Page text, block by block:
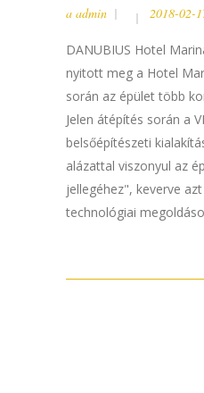
a admin 2018-02-
DANUBIUS Hotel
nyitott meg a Hotel
során az épület több
Jelen átépítés során a
belsőépítészeti
alázattal viszonyul az
jellegéhez", keverve
technológiai